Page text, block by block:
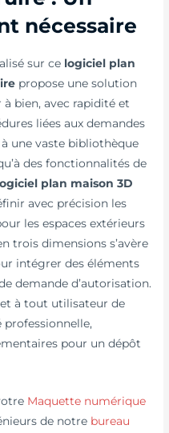
nécessaire
sur ce logiciel plan
propose une solution
bien, avec rapidité et
liées aux demandes
une vaste bibliothèque
des fonctionnalités de
plan maison 3D
avec précision les
les espaces extérieurs
trois dimensions s’avère
intégrer des éléments
demande d’autorisation.
à tout utilisateur de
professionnelle,
pour un dépôt
Maquette numérique
de notre bureau